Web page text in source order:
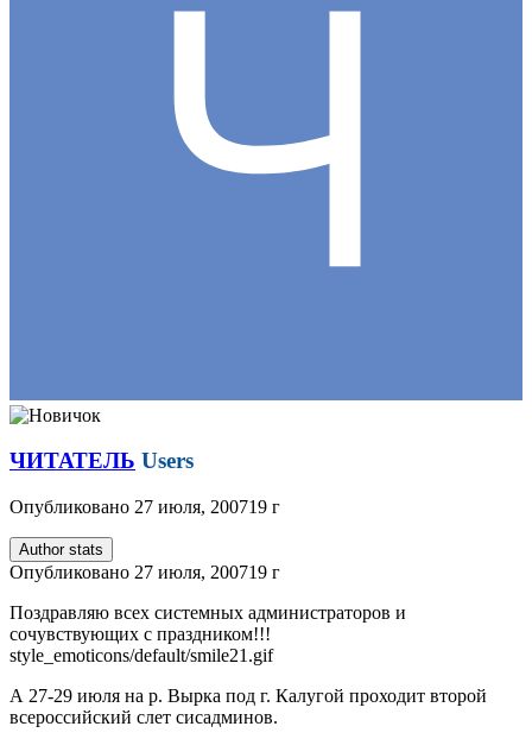
ЧИТАТЕЛЬ Users
Опубликовано 27 июля, 200719 г
Author stats
Опубликовано 27 июля, 200719 г
Поздравляю всех системных администраторов и
сочувствующих с праздником!!!
style_emoticons/default/smile21.gif
А 27-29 июля на р. Вырка под г. Калугой проходит второй
всероссийский слет сисадминов.